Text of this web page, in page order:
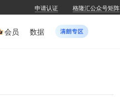
申请认证 格隆汇公众号矩阵
会员 数据